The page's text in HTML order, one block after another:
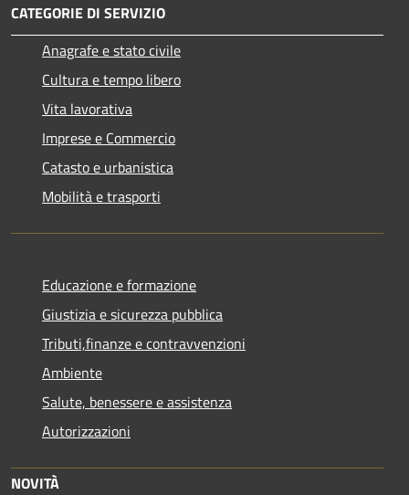
CATEGORIE DI SERVIZIO
Anagrafe e stato civile
Cultura e tempo libero
Vita lavorativa
Imprese e Commercio
Catasto e urbanistica
Mobilità e trasporti
Educazione e formazione
Giustizia e sicurezza pubblica
Tributi,finanze e contravvenzioni
Ambiente
Salute, benessere e assistenza
Autorizzazioni
NOVITÀ